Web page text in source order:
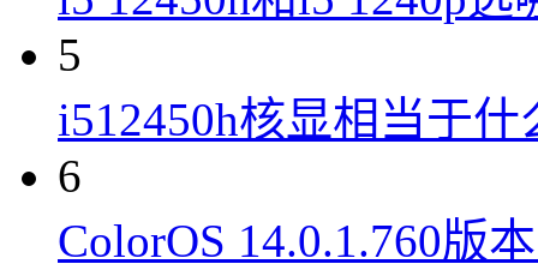
5
i512450h核显相当于什
6
ColorOS 14.0.1.760版